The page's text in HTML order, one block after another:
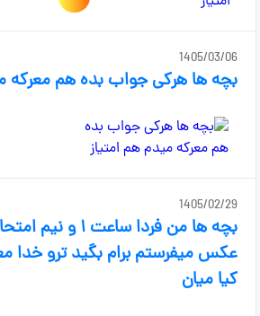
1405/03/06
بچه ها هرکی جواب بده هم معرکه
1405/02/29
بچه ها من فردا ساعت
عکس میفرستم برام بگید ترو خدا
کیا میان